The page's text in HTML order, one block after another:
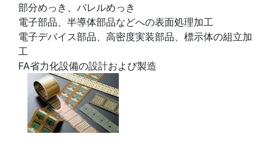
部分めっき、バレルめっき
電子部品、半導体部品などへの表面処理加工
電子デバイス部品、高密度実装部品、標示体の組立加
工
FA省力化設備の設計および製造